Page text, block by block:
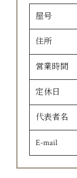
屋号
住所
営業時間
定休日
代表者名
E-mail